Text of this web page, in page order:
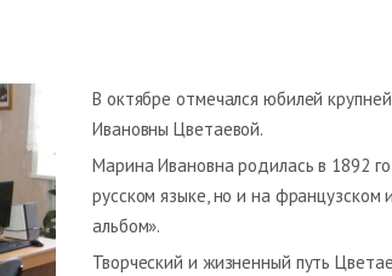
В октябре отмечался юбилей
Ивановны Цветаевой.
Марина Ивановна родилась в 1892
русском языке, но и на
альбом».
Творческий и жизненный путь